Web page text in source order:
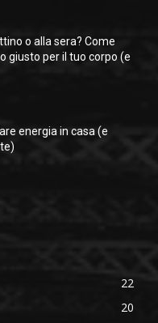
o alla sera? Come
giusto per il tuo corpo (e
energia in casa (e
22
20